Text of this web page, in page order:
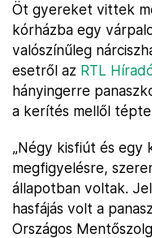
Öt gyereket vittek
kórházba egy
valószínűleg
esetről az RTL
hányingerre
a kerítés mellől
„Négy kisfiút és egy
megfigyelésre,
állapotban voltak.
hasfájás volt a
Országos